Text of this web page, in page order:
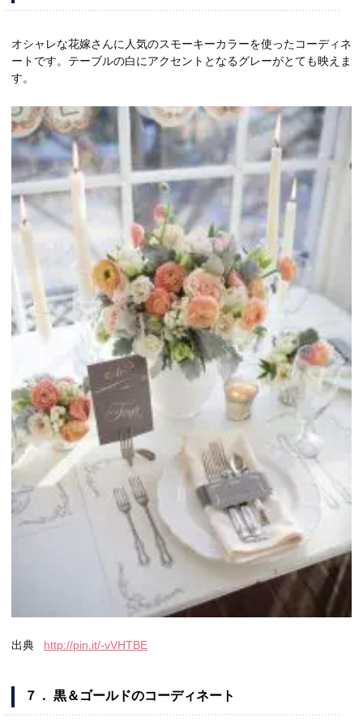
オシャレな花嫁さんに人気のスモーキーカラーを使ったコーディネ
ートです。テーブルの白にアクセントとなるグレーがとても映えま
す。
出典 http://pin.it/-vVHTBE
７． 黒＆ゴールドのコーディネート